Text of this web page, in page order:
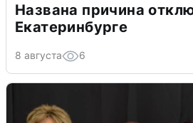
Названа причина
Екатеринбурге
8 августа 6